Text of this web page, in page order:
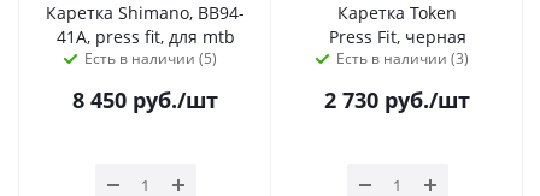
Каретка Shimano, BB94-
41A, press fit, для mtb
Есть в наличии (5)
8 450 руб./шт
Каретка Token
Press Fit, черная
Есть в наличии (3)
2 730 руб./шт